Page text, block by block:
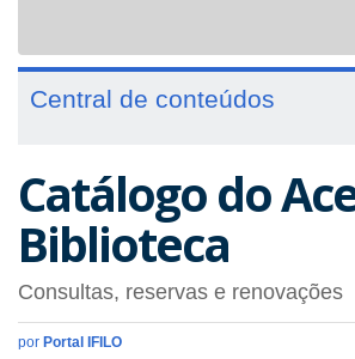
Central de conteúdos
Catálogo do
Biblioteca
Consultas, reservas e renovações
por Portal IFILO